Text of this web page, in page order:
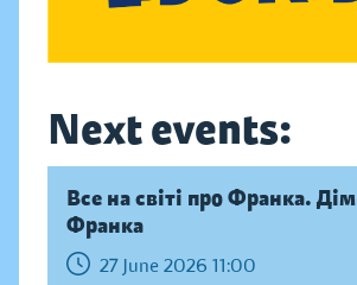
Next events:
Все на світі про Франка. Дім
Франка
27 June 2026 11:00